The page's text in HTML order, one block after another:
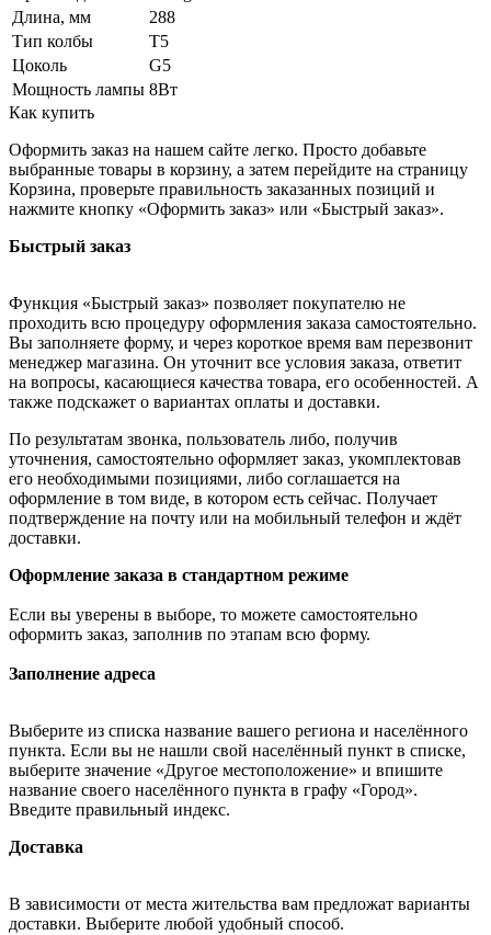
Длина, мм
288
Тип колбы
Т5
Цоколь
G5
Мощность лампы 8Вт
Как купить
Оформить заказ на нашем сайте легко. Просто добавьте
выбранные товары в корзину, а затем перейдите на страницу
Корзина, проверьте правильность заказанных позиций и
нажмите кнопку «Оформить заказ» или «Быстрый заказ».
Быстрый заказ
Функция «Быстрый заказ» позволяет покупателю не
проходить всю процедуру оформления заказа самостоятельно.
Вы заполняете форму, и через короткое время вам перезвонит
менеджер магазина. Он уточнит все условия заказа, ответит
на вопросы, касающиеся качества товара, его особенностей. А
также подскажет о вариантах оплаты и доставки.
По результатам звонка, пользователь либо, получив
уточнения, самостоятельно оформляет заказ, укомплектовав
его необходимыми позициями, либо соглашается на
оформление в том виде, в котором есть сейчас. Получает
подтверждение на почту или на мобильный телефон и ждёт
доставки.
Оформление заказа в стандартном режиме
Если вы уверены в выборе, то можете самостоятельно
оформить заказ, заполнив по этапам всю форму.
Заполнение адреса
Выберите из списка название вашего региона и населённого
пункта. Если вы не нашли свой населённый пункт в списке,
выберите значение «Другое местоположение» и впишите
название своего населённого пункта в графу «Город».
Введите правильный индекс.
Доставка
В зависимости от места жительства вам предложат варианты
доставки. Выберите любой удобный способ.